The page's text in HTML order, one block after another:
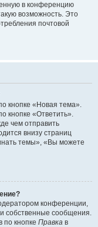
в конференцию
возможность. Это
почтовой
кнопке «Новая тема».
кнопке «Ответить».
чем отправить
внизу страниц
темы», «Вы можете
конференции,
собственные сообщения.
по кнопке Правка в